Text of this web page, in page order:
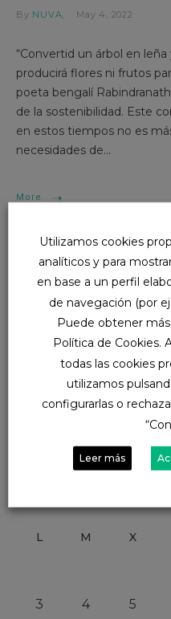
By NUVA May 4, 2022
“Convertid un árbol en
producirá flores ni frutos
poeta bengalí
de la sostenibilidad. Este
en estos tiempos no es
necesidades de...
More
Search
Calendar
L M X
3 4 5
Utilizamos cookies
analíticos y para
en base a un perfil
de navegación (por
Puede obtener
Política de Cookies.
todas las cookies
utilizamos
configurarlas o
Leer más